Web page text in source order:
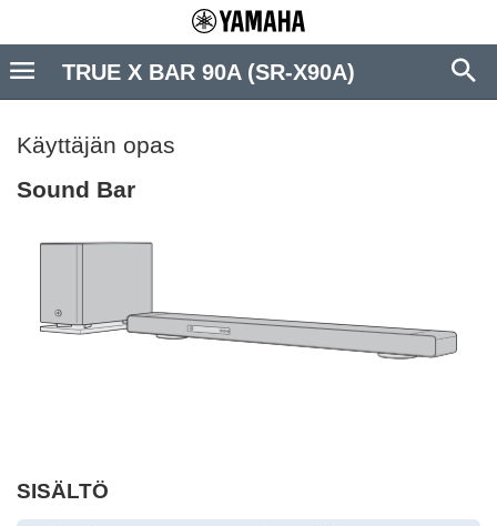
Käyttäjän opas
Sound Bar
SISÄLTÖ
TRUE X BAR 90A (SR-X90A)